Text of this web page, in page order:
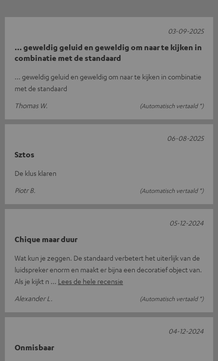
... geweldig geluid en geweldig om naar te kijken in
combinatie met de standaard
... geweldig geluid en geweldig om naar te kijken in combinatie
met de standaard
Thomas W.
(Automatisch vertaald *)
03-09-2025
Sztos
De klus klaren
Piotr B.
(Automatisch vertaald *)
06-08-2025
Chique maar duur
Wat kun je zeggen. De standaard verbetert het uiterlijk van de
luidspreker enorm en maakt er bijna een decoratief object van.
Als je kijkt n
Lees de hele recensie
Alexander L.
(Automatisch vertaald *)
05-12-2024
Onmisbaar
04-12-2024